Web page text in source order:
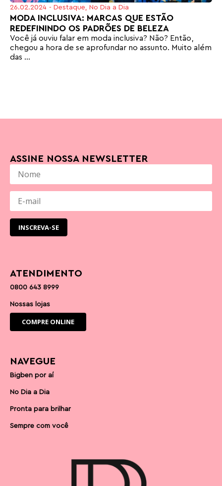
26.02.2024 - Destaque No Dia a Dia
MODA INCLUSIVA: MARCAS QUE ESTÃO
REDEFININDO OS PADRÕES DE BELEZA
Você já ouviu falar em moda inclusiva? Não? Então,
chegou a hora de se aprofundar no assunto. Muito além
das ...
NAVEGUE
Bigben por aí
No Dia a Dia
Pronta para brilhar
Sempre com você
ATENDIMENTO
0800 643 8999
Nossas lojas
COMPRE ONLINE
ASSINE NOSSA NEWSLETTER